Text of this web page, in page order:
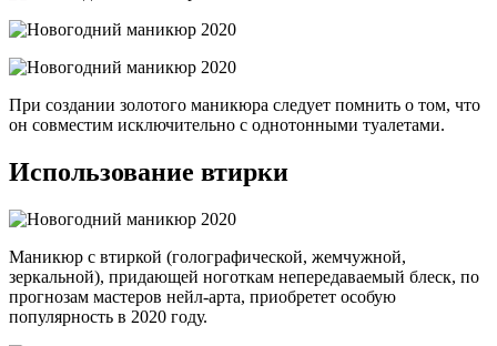
При создании золотого маникюра следует помнить о том, что
он совместим исключительно с однотонными туалетами.
Использование втирки
Маникюр с втиркой (голографической, жемчужной,
зеркальной), придающей ноготкам непередаваемый блеск, по
прогнозам мастеров нейл-арта, приобретет особую
популярность в 2020 году.